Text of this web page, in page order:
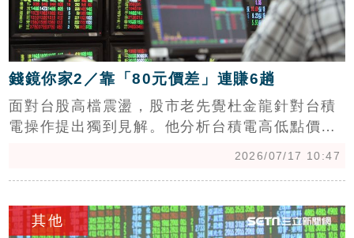
錢鏡你家2／靠「80元價差」連賺6趟
面對台股高檔震盪，股市老先覺杜金龍針對台積
電操作提出獨到見解。他分析台積電高低點價差
取約80元價差。杜金龍強調，第三季大盤進入整
理格局，投資人應保留現金、越跌越買，切勿急
2026/07/17 10:47
其他